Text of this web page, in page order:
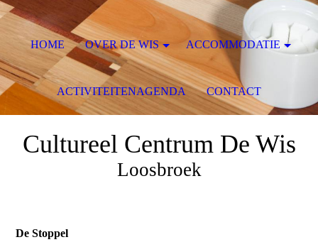
Cultureel Centrum De Wis
Loosbroek
De Stoppel
HOME OVER DE WIS ACCOMMODATIE
ACTIVITEITENAGENDA CONTACT